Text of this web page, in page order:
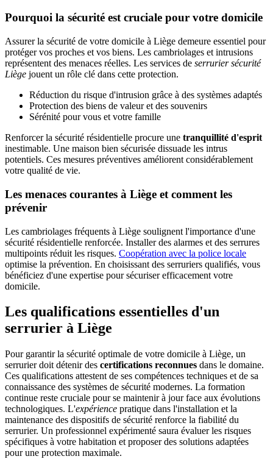
Pourquoi la sécurité est cruciale pour votre domicile
Assurer la sécurité de votre domicile à Liège demeure essentiel pour
protéger vos proches et vos biens. Les cambriolages et intrusions
représentent des menaces réelles. Les services de serrurier sécurité
Liège jouent un rôle clé dans cette protection.
Réduction du risque d'intrusion grâce à des systèmes adaptés
Protection des biens de valeur et des souvenirs
Sérénité pour vous et votre famille
Renforcer la sécurité résidentielle procure une tranquillité d'esprit
inestimable. Une maison bien sécurisée dissuade les intrus
potentiels. Ces mesures préventives améliorent considérablement
votre qualité de vie.
Les menaces courantes à Liège et comment les
prévenir
Les cambriolages fréquents à Liège soulignent l'importance d'une
sécurité résidentielle renforcée. Installer des alarmes et des serrures
multipoints réduit les risques. Coopération avec la police locale
optimise la prévention. En choisissant des serruriers qualifiés, vous
bénéficiez d'une expertise pour sécuriser efficacement votre
domicile.
Les qualifications essentielles d'un
serrurier à Liège
Pour garantir la sécurité optimale de votre domicile à Liège, un
serrurier doit détenir des certifications reconnues dans le domaine.
Ces qualifications attestent de ses compétences techniques et de sa
connaissance des systèmes de sécurité modernes. La formation
continue reste cruciale pour se maintenir à jour face aux évolutions
technologiques. L'expérience pratique dans l'installation et la
maintenance des dispositifs de sécurité renforce la fiabilité du
serrurier. Un professionnel expérimenté saura évaluer les risques
spécifiques à votre habitation et proposer des solutions adaptées
pour une protection maximale.